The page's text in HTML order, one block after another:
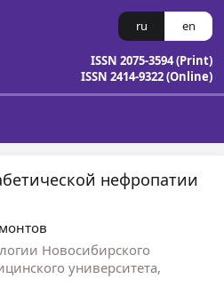
ru en
ISSN 2075-3594 (Print)
ISSN 2414-9322 (Online)
нефропатии
Новосибирского
университета,